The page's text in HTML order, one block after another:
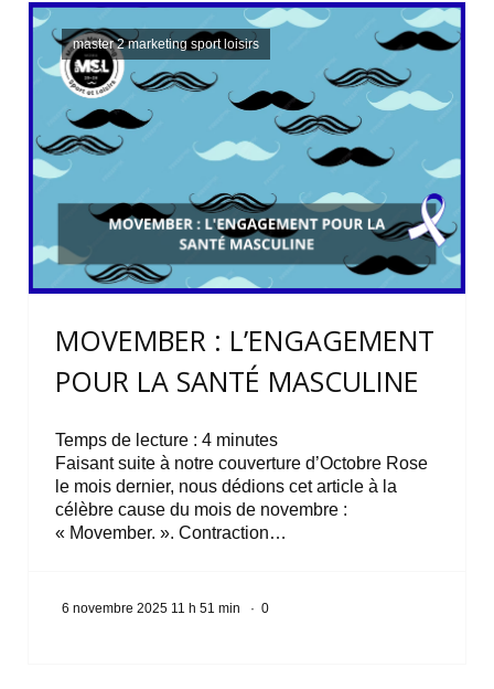
master 2 marketing sport loisirs
MOVEMBER : L’ENGAGEMENT
POUR LA SANTÉ MASCULINE
Temps de lecture : 4 minutes
Faisant suite à notre couverture d’Octobre Rose
le mois dernier, nous dédions cet article à la
célèbre cause du mois de novembre :
« Movember. ». Contraction…
6 novembre 2025 11 h 51 min · 0